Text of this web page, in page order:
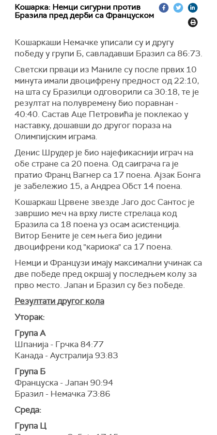
Кошарка: Немци сигурни против
Бразила пред дерби са Француском
Кошаркаши Немачке уписали су и другу
победу у групи Б, савладавши Бразил са 86:73.
Светски прваци из Маниле су после првих 10
минута имали двоцифрену предност од 22:10,
на шта су Бразилци одговорили са 30:18, те је
резултат на полувремену био поравнан -
40:40. Састав Аце Петровића је поклекао у
наставку, дошавши до другог пораза на
Олимпијским играма.
Денис Шрудер је био најефикаснији играч на
обе стране са 20 поена. Од саиграча га је
пратио Франц Вагнер са 17 поена. Ајзак Бонга
је забележио 15, а Андреа Обст 14 поена.
Кошаркаш Црвене звезде Јаго дос Сантос је
завршио меч на врху листе стрелаца код
Бразила са 18 поена уз осам асистенција.
Витор Бените је сем њега био једини
двоцифрени код "кариока" са 17 поена.
Немци и Французи имају максимални учинак са
две победе пред окршај у последњем колу за
прво место. Јапан и Бразил су без победе.
Резултати другог кола
Уторак:
Група А
Шпанија - Грчка 84:77
Канада - Аустралија 93:83
Група Б
Француска - Јапан 90:94
Бразил - Немачка 73:86
Среда:
Група Ц